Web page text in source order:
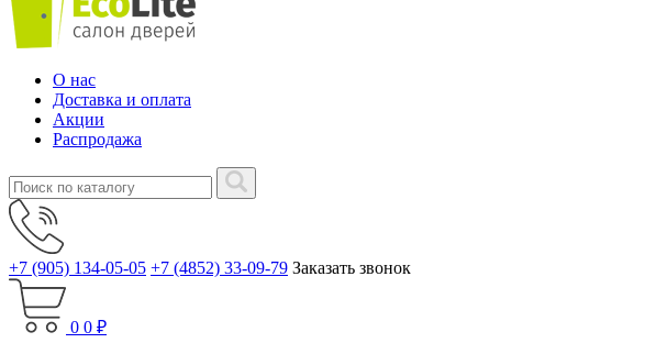
О нас
Доставка и оплата
Акции
Распродажа
+7 (905) 134-05-05 +7 (4852) 33-09-79 Заказать звонок
0 0 ₽